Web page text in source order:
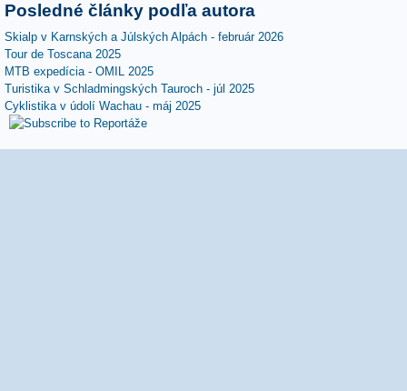
Posledné články podľa autora
Skialp v Karnských a Júlských Alpách - február 2026
Tour de Toscana 2025
MTB expedícia - OMIL 2025
Turistika v Schladmingských Tauroch - júl 2025
Cyklistika v údolí Wachau - máj 2025